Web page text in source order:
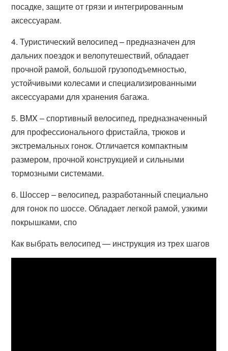
посадке, защите от грязи и интегрированным
аксессуарам.
4. Туристический велосипед – предназначен для
дальних поездок и велопутешествий, обладает
прочной рамой, большой грузоподъемностью,
устойчивыми колесами и специализированными
аксессуарами для хранения багажа.
5. BMX – спортивный велосипед, предназначенный
для профессионального фристайла, трюков и
экстремальных гонок. Отличается компактным
размером, прочной конструкцией и сильными
тормозными системами.
6. Шоссер – велосипед, разработанный специально
для гонок по шоссе. Обладает легкой рамой, узкими
покрышками, спо
Как выбрать велосипед — инструкция из трех шагов